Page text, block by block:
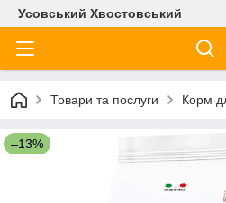
Усовський Хвостовський
Товари та послуги Корм
–13%